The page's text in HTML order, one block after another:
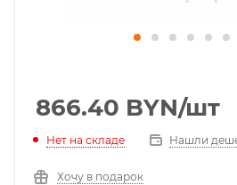
866.40 BYN/шт
Нет на складе Нашли
Хочу в подарок